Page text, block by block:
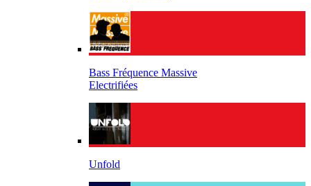
Bass Fréquence Massive
Electrifiées
Unfold